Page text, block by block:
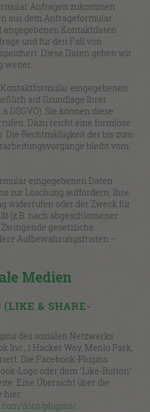
Anfragen zukommen
aus dem Anfrageformular
Kontaktdaten
und für den Fall von
Diese Daten geben wir
weiter.
eingegebenen
auf Grundlage Ihrer
DSGVO). Sie können diese
Dazu reicht eine formlose
Die Rechtmäßigkeit der bis zum
bleibt vom
eingegebenen Daten
zur Löschung auffordern, Ihre
widerrufen oder der Zweck für
(z.B. nach abgeschlossener
gesetzliche
Aufbewahrungsfristen –
Medien
(LIKE & SHARE-
des sozialen Netzwerks
Inc., 1 Hacker Way, Menlo Park,
Die Facebook-Plugins
Logo oder dem "Like-Button"
Eine Übersicht über die
hier:
docs/plugins/.